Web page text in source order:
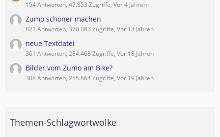
154 Antworten, 47.853 Zugriffe, Vor 4 Jahren
Zumo schöner machen
821 Antworten, 370.087 Zugriffe, Vor 18 Jahren
neue Textdatei
361 Antworten, 284.468 Zugriffe, Vor 18 Jahren
Bilder vom Zumo am Bike?
308 Antworten, 255.864 Zugriffe, Vor 19 Jahren
Themen-Schlagwortwolke